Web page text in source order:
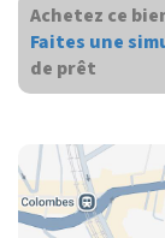
Achetez ce
Faites une
de prêt